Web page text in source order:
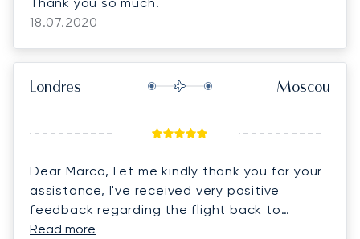
18.07.2020
Londres Moscou
Dear Marco, Let me kindly thank you for your
assistance, I've received very positive
feedback regarding the flight back to
Moscow. Everything was perfectly organized
Read more